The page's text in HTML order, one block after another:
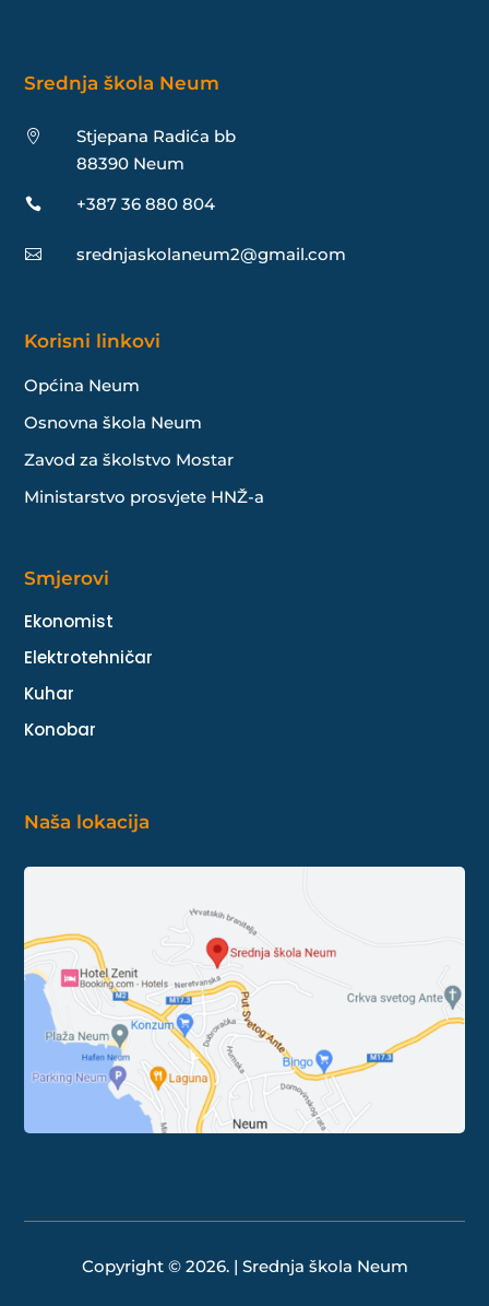
Srednja škola Neum

Stjepana Radića bb
88390 Neum
 +387 36 880 804
 srednjaskolaneum2@gmail.com
Korisni linkovi
Općina Neum
Osnovna škola Neum
Zavod za školstvo Mostar
Ministarstvo prosvjete HNŽ-a
Smjerovi
Ekonomist
Elektrotehničar
Kuhar
Konobar
Naša lokacija
Copyright © 2026. | Srednja škola Neum